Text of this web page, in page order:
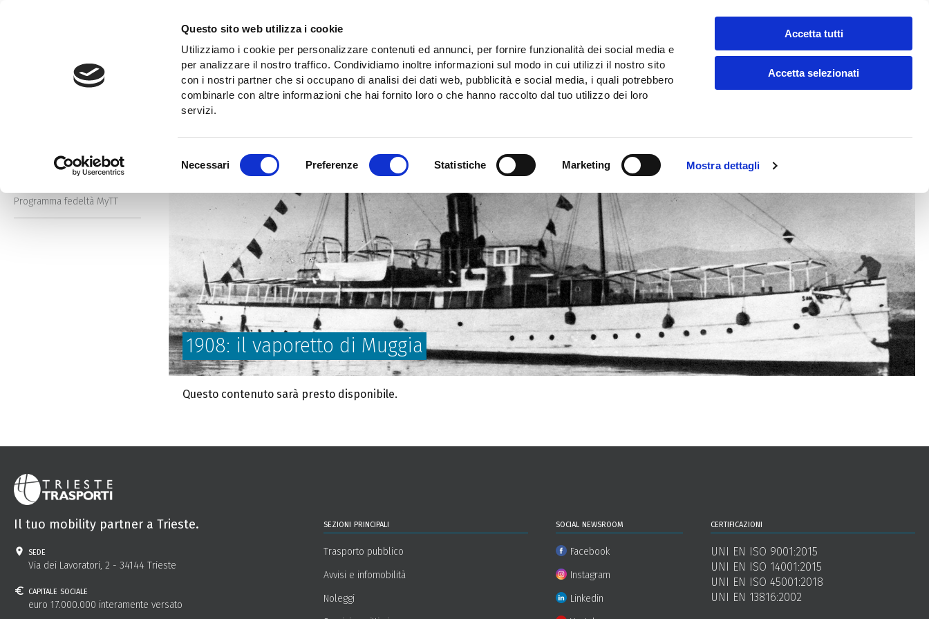
Questo sito web utilizza i cookie
Utilizziamo i cookie per personalizzare contenuti ed annunci, per fornire funzionalità dei social media e
per analizzare il nostro traffico. Condividiamo inoltre informazioni sul modo in cui utilizzi il nostro sito
con i nostri partner che si occupano di analisi dei dati web, pubblicità e social media, i quali potrebbero
combinarle con altre informazioni che hai fornito loro o che hanno raccolto dal tuo utilizzo dei loro
servizi.
del
Necessari Preferenze Statistiche Marketing Mostra dettagli
Accetta tutti
Accetta selezionati
1908: il vaporetto di Muggia share
search
Storie in bianco e nero
Programma fedeltà MyTT
1908: il vaporetto di Muggia
Questo contenuto sarà presto disponibile.
Il tuo mobility partner a Trieste.
sede
Via dei Lavoratori, 2 - 34144 Trieste
capitale sociale
euro 17.000.000 interamente versato
sezioni principali
Trasporto pubblico
Avvisi e infomobilità
Noleggi
social newsroom
Facebook
Instagram
Linkedin
certificazioni
UNI EN ISO 9001:2015
UNI EN ISO 14001:2015
UNI EN ISO 45001:2018
UNI EN 13816:2002